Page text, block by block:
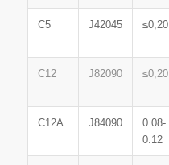
C5 J42045 ≤0,20
C12 J82090 ≤0,20
C12A J84090
0.08-
0.12